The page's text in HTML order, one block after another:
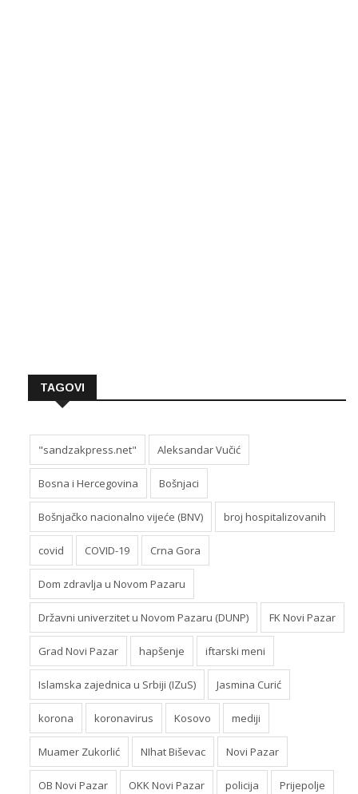
TAGOVI
"sandzakpress.net" Aleksandar Vučić
Bosna i Hercegovina Bošnjaci
Bošnjačko nacionalno vijeće (BNV) broj hospitalizovanih
covid COVID-19 Crna Gora
Dom zdravlja u Novom Pazaru
Državni univerzitet u Novom Pazaru (DUNP) FK Novi Pazar
Grad Novi Pazar hapšenje iftarski meni
Islamska zajednica u Srbiji (IZuS) Jasmina Curić
korona koronavirus Kosovo mediji
Muamer Zukorlić NIhat Biševac Novi Pazar
OB Novi Pazar OKK Novi Pazar policija Prijepolje